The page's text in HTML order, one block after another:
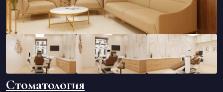
Стоматология